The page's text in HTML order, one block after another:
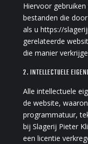
Hiervoor gebruiken
bestanden die
als u https://
gerelateerde
die manier
2. INTELLECTUELE
Alle intellectuele
de website,
programmatuur,
bij Slagerij Pieter
een licentie